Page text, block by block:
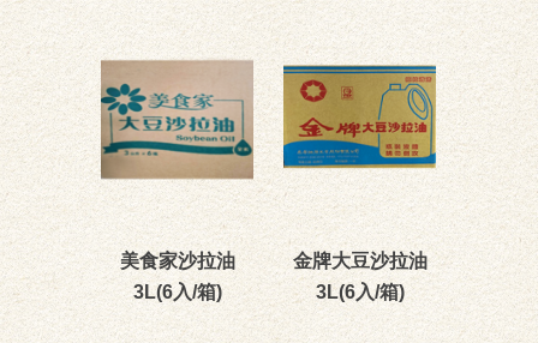
美食家沙拉油
3L(6入/箱)
金牌大豆沙拉油
3L(6入/箱)